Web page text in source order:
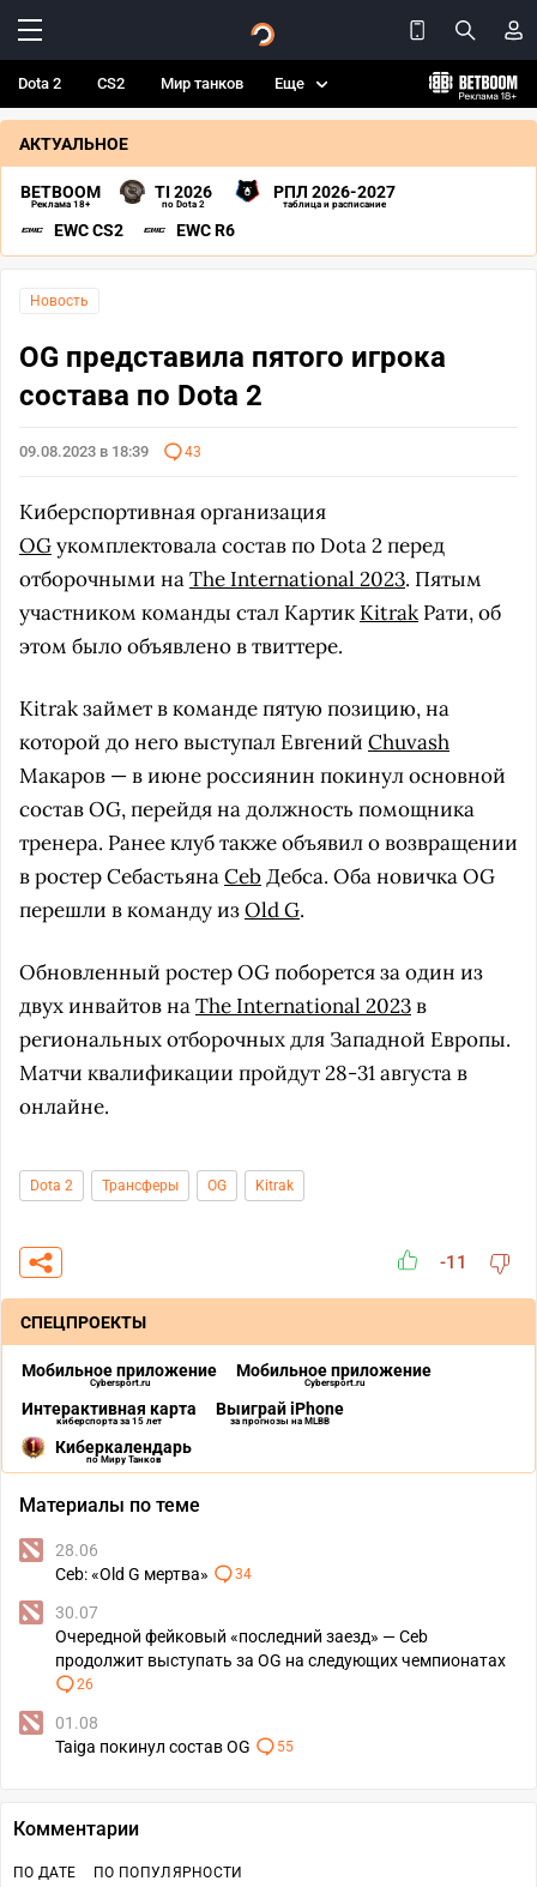
Dota 2 CS2 Мир танков Еще
АКТУАЛЬНОЕ
BETBOOM
Реклама 18+
TI 2026
по Dota 2
РПЛ 2026-2027
таблица и расписание
EWC CS2 EWC R6
Новость
OG представила пятого игрока
состава по Dota 2
09.08.2023 в 18:39 43
Киберспортивная организация
OGукомплектовала состав по Dota 2 перед
отборочными наThe International 2023. Пятым
участником команды стал Картик Kitrak Рати, об
этом было объявлено в твиттере.
Kitrak займет в команде пятую позицию, на
которой до него выступал Евгений Chuvash
Макаров — в июне россиянин покинул основной
соcтав OG, перейдя на должность помощника
тренера. Ранее клуб также объявил о возвращении
в ростер СебастьянаCebДебса. Оба новичка OG
перешли в команду изOld G.
Обновленный ростер OG поборется за один из
двух инвайтов наThe International 2023в
региональных отборочных для Западной Европы.
Матчи квалификации пройдут 28-31 августа в
онлайне.
Dota 2 Трансферы OG Kitrak
-11
СПЕЦПРОЕКТЫ
Мобильное приложение
Cybersport.ru
Мобильное приложение
Cybersport.ru
Интерактивная карта
киберспорта за 15 лет
Выиграй iPhone
за прогнозы на MLBB
Киберкалендарь
по Миру Танков
Материалы по теме
28.06
Ceb: «Old G мертва»
34
30.07
Очередной фейковый «последний заезд» — Ceb
продолжит выступать за OG на следующих чемпионатах
26
01.08
Taiga покинул состав OG
55
Комментарии
ПО ДАТЕ ПО ПОПУЛЯРНОСТИ